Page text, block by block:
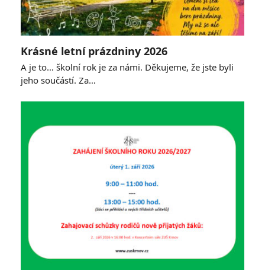
Krásné letní prázdniny 2026
A je to… školní rok je za námi. Děkujeme, že jste byli
jeho součástí. Za…